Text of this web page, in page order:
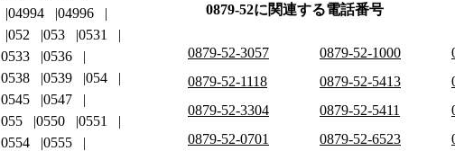
0879-52に関連する電話番号
0879-52-3057 0879-52-1000
0879-52-1118
0879-52-5413
0879-52-3304
0879-52-5411
0879-52-0701
0879-52-6523
04994
04996
052 053
0531
0533
0536
0538 0539
054
0545
0547
055 0550
0551
0554
0555